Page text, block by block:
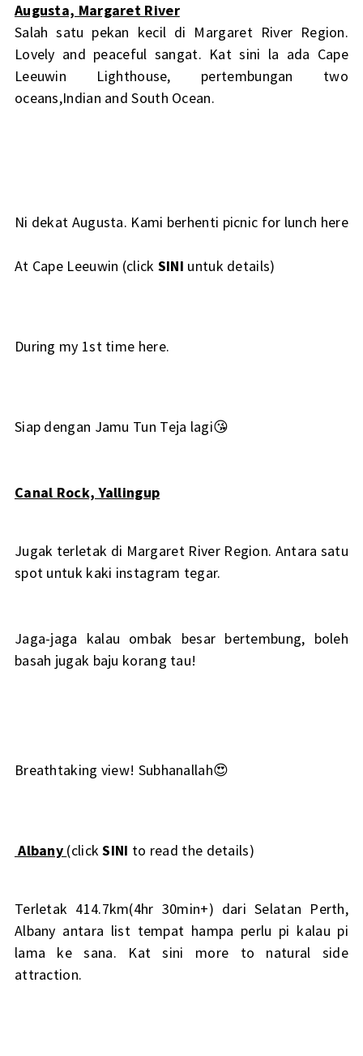
Augusta, Margaret River
Salah satu pekan kecil di Margaret River Region.
Lovely and peaceful sangat. Kat sini la ada Cape
Leeuwin Lighthouse, pertembungan two
oceans,Indian and South Ocean.
Ni dekat Augusta. Kami berhenti picnic for lunch here
At Cape Leeuwin (click SINI untuk details)
During my 1st time here.
Siap dengan Jamu Tun Teja lagi😘
Canal Rock, Yallingup
Jugak terletak di Margaret River Region. Antara satu
spot untuk kaki instagram tegar.
Jaga-jaga kalau ombak besar bertembung, boleh
basah jugak baju korang tau!
Breathtaking view! Subhanallah😍
Albany (clickSINI to read the details)
Terletak 414.7km(4hr 30min+) dari Selatan Perth,
Albany antara list tempat hampa perlu pi kalau pi
lama ke sana. Kat sini more to natural side
attraction.